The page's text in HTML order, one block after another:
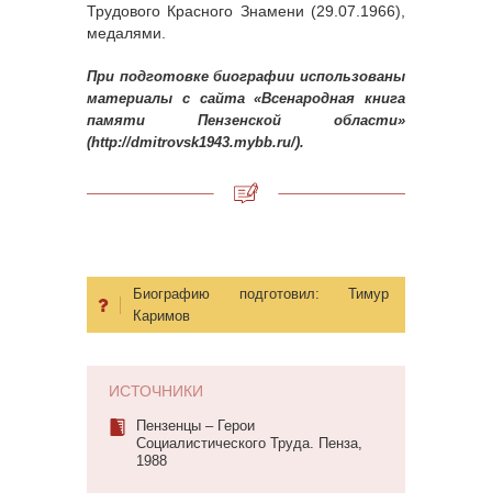
Трудового Красного Знамени (29.07.1966),
медалями.
При подготовке биографии использованы
материалы с сайта «Всенародная книга
памяти Пензенской области»
(http://dmitrovsk1943.mybb.ru/).
Биографию подготовил: Тимур
Каримов
ИСТОЧНИКИ
Пензенцы – Герои
Социалистического Труда. Пенза,
1988